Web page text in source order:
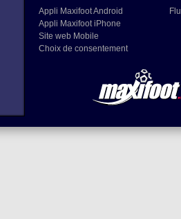
Appli Maxifoot Android
Appli Maxifoot iPhone
Site web Mobile
Choix de consentement